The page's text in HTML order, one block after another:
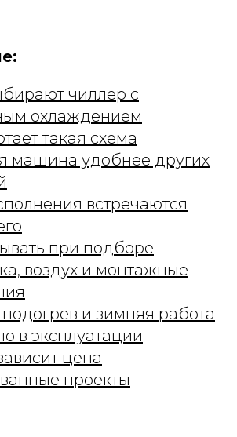
чиллер с
охлаждением
такая схема
машина удобнее других
встречаются
при подборе
воздух и монтажные
подогрев и зимняя работа
в эксплуатации
цена
проекты